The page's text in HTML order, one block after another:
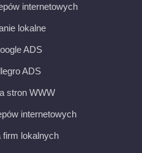
internetowych
lokalne
ADS
ADS
stron WWW
internetowych
firm lokalnych